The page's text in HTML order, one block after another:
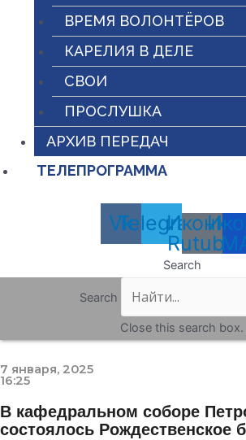
ВРЕМЯ ВОЛОНТЁРОВ
КАРЕЛИЯ В ДЕЛЕ
СВОИ
ПРОСЛУШКА
АРХИВ ПЕРЕДАЧ
ТЕЛЕПРОГРАММА
Vk
Telegram
Иконка
Rutube
Search
Search
Close this search box.
7 января, 2025
16:25
В кафедральном соборе
состоялось Рождественское